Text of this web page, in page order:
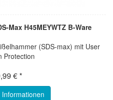
Max H45MEYWTZ B-Ware
(SDS-max) mit User
Protection
€ *
Informationen